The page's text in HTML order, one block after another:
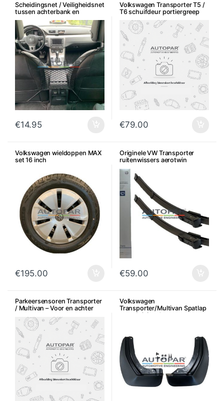
Scheidingsnet / Veiligheidsnet
tussen achterbank en
voorstoelen
€14.95
Volkswagen Transporter T5 /
T6 schuifdeur portiergreep
hendel
€79.00
Volkswagen wieldoppen MAX
set 16 inch
€195.00
Originele VW Transporter
ruitenwissers aerotwin
€59.00
Parkeersensoren Transporter
/ Multivan – Voor en achter
Volkswagen
Transporter/Multivan Spatlap
set – Origineel